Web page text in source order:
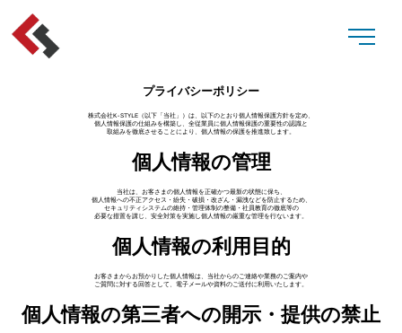
プライバシーポリシー
株式会社K-STYLE（以下「当社」）は、以下のとおり個人情報保護方針を定め、
個人情報保護の仕組みを構築し、全従業員に個人情報保護の重要性の認識と
取組みを徹底させることにより、個人情報の保護を推進致します。
個人情報の管理
当社は、お客さまの個人情報を正確かつ最新の状態に保ち、
個人情報への不正アクセス・紛失・破損・改ざん・漏洩などを防止するため、
セキュリティシステムの維持・管理体制の整備・社員教育の徹底等の
必要な措置を講じ、安全対策を実施し個人情報の厳重な管理を行ないます。
個人情報の利用目的
お客さまからお預かりした個人情報は、当社からのご連絡や業務のご案内や
ご質問に対する回答として、電子メールや資料のご送付に利用いたします。
個人情報の第三者への開示・提供の禁止